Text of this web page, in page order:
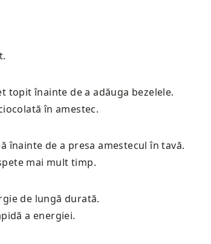
topit înainte de a adăuga bezelele.
în amestec.
înainte de a presa amestecul în tavă.
mai mult timp.
de lungă durată.
a energiei.